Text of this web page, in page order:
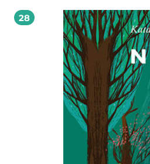
książce znajdziesz proste, praktyczne
otoczenia, osiągania prostoty,
pielęgnowania współczucia czy
jest żyć w pełni świadomie i odczuwać
tej książce między innymi: strategie osiągania prostoty w życiu techniki nicnierobienia
i oczyszczania umysłu sposoby osiągania lepszej wydajności sztuka odchodzenia od
materializmu jak uwierzyć w siebie, w ludzkość i potęgę życzliwości Żyj świadomie:
prosto i szczęśliwie!
28